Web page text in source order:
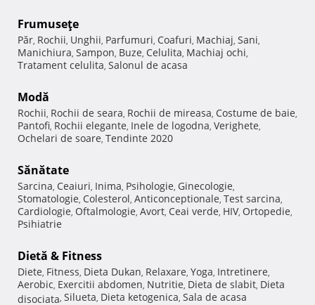
Frumuseţe
Păr, Rochii, Unghii, Parfumuri, Coafuri, Machiaj, Sani,
Manichiura, Sampon, Buze, Celulita, Machiaj ochi,
Tratament celulita, Salonul de acasa
Modă
Rochii, Rochii de seara, Rochii de mireasa, Costume de baie,
Pantofi, Rochii elegante, Inele de logodna, Verighete,
Ochelari de soare, Tendinte 2020
Sănătate
Sarcina, Ceaiuri, Inima, Psihologie, Ginecologie,
Stomatologie, Colesterol, Anticonceptionale, Test sarcina,
Cardiologie, Oftalmologie, Avort, Ceai verde, HIV, Ortopedie,
Psihiatrie
Dietă & Fitness
Diete, Fitness, Dieta Dukan, Relaxare, Yoga, Intretinere,
Aerobic, Exercitii abdomen, Nutritie, Dieta de slabit, Dieta
disociata, Silueta, Dieta ketogenica, Sala de acasa